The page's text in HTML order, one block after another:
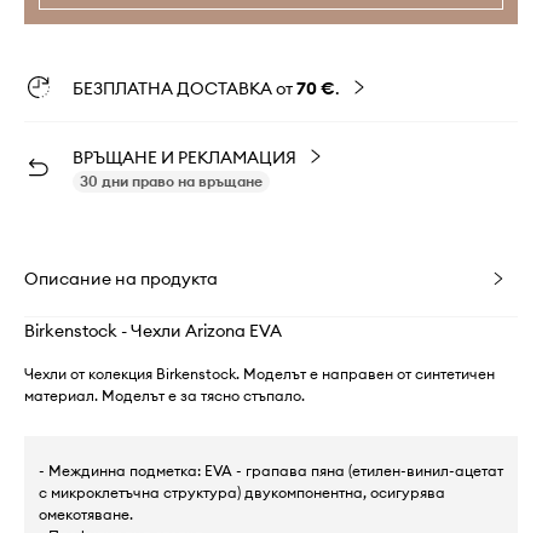
БЕЗПЛАТНА ДОСТАВКА от70 €.
ВРЪЩАНЕ И РЕКЛАМАЦИЯ
30 дни право на връщане
Описание на продукта
Birkenstock - Чехли Arizona EVA
Чехли от колекция Birkenstock. Моделът е направен от синтетичен
материал. Моделът е за тясно стъпало.
- Междинна подметка: EVA - грапава пяна (етилен-винил-ацетат
с микроклетъчна структура) двукомпонентна, осигурява
омекотяване.